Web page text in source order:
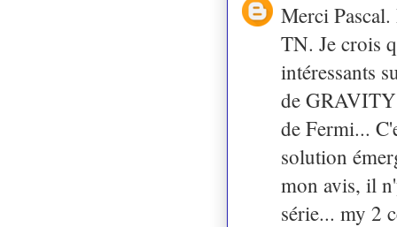
Merci
TN. Je crois
intéressants
de GRAVITY
de Fermi...
solution
mon avis, il
série... my 2